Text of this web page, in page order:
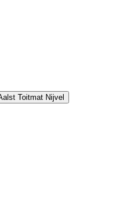
Toitmat Nijvel